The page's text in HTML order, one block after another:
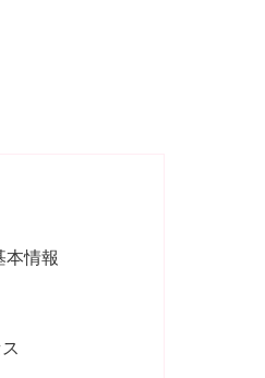
本情報